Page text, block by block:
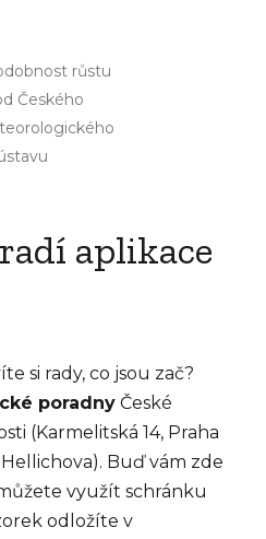
růstu
Českého
aplikace
si rady, co jsou zač?
poradny České
(Karmelitská 14, Praha
Buď vám zde
využít schránku
odložíte v